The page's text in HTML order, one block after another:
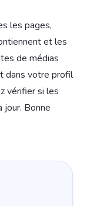
les pages,
et les
de médias
dans votre profil
vérifier si les
jour. Bonne